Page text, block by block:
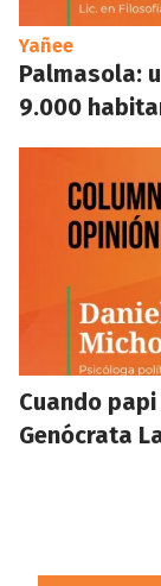
Yañee
Palmasola:
9.000
Cuando
Genócrata